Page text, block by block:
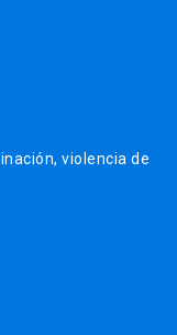
violencia de